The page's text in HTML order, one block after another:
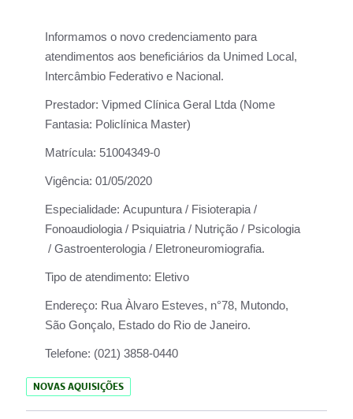
Informamos o novo credenciamento para
atendimentos aos beneficiários da Unimed Local,
Intercâmbio Federativo e Nacional.
Prestador: Vipmed Clínica Geral Ltda (Nome
Fantasia: Policlínica Master)
Matrícula: 51004349-0
Vigência: 01/05/2020
Especialidade: Acupuntura / Fisioterapia /
Fonoaudiologia / Psiquiatria / Nutrição / Psicologia
/ Gastroenterologia / Eletroneuromiografia.
Tipo de atendimento: Eletivo
Endereço: Rua Àlvaro Esteves, n°78, Mutondo,
São Gonçalo, Estado do Rio de Janeiro.
Telefone: (021) 3858-0440
NOVAS AQUISIÇÕES